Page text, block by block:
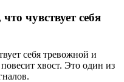
чувствует себя
себя тревожной и
хвост. Это один из